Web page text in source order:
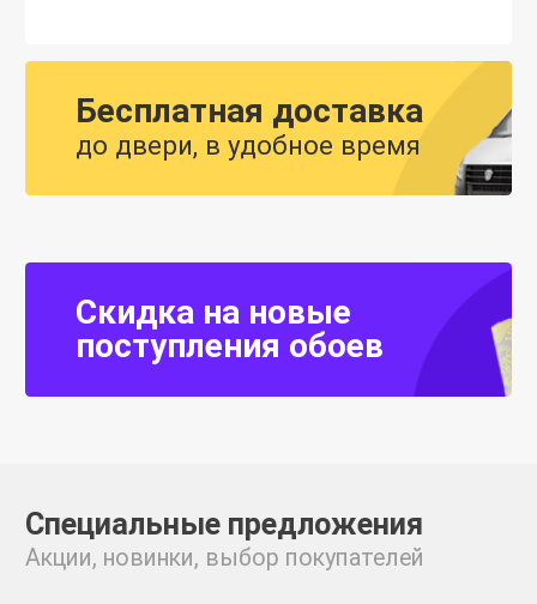
Бесплатная доставка
до двери, в удобное время
Скидка на новые
поступления обоев
Специальные предложения
Акции, новинки, выбор покупателей